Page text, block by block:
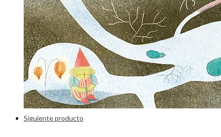
Siguiente producto